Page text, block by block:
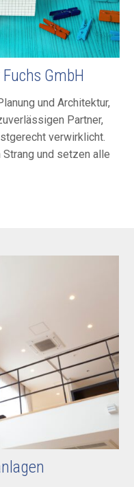
GmbH
und Architektur,
Partner,
verwirklicht.
und setzen alle